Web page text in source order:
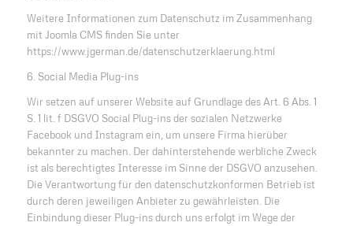
Weitere Informationen zum Datenschutz im Zusammenhang
mit Joomla CMS finden Sie unter
https://www.jgerman.de/datenschutzerklaerung.html
6. Social Media Plug-ins
Wir setzen auf unserer Website auf Grundlage des Art. 6 Abs. 1
S. 1 lit. f DSGVO Social Plug-ins der sozialen Netzwerke
Facebook und Instagram ein, um unsere Firma hierüber
bekannter zu machen. Der dahinterstehende werbliche Zweck
ist als berechtigtes Interesse im Sinne der DSGVO anzusehen.
Die Verantwortung für den datenschutzkonformen Betrieb ist
durch deren jeweiligen Anbieter zu gewährleisten. Die
Einbindung dieser Plug-ins durch uns erfolgt im Wege der